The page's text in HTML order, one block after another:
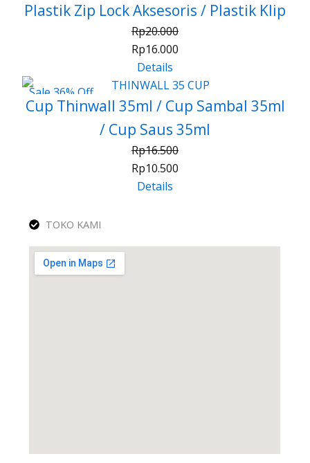
Plastik Zip Lock Aksesoris / Plastik Klip
Rp20.000
Rp16.000
Details
Sale 36% Off
Cup Thinwall 35ml / Cup Sambal 35ml
/ Cup Saus 35ml
Rp16.500
Rp10.500
Details
TOKO KAMI